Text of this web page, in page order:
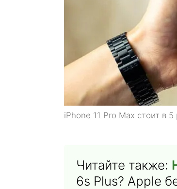
iPhone 11 Pro Max стоит в
Читайте также:
6s Plus? Apple